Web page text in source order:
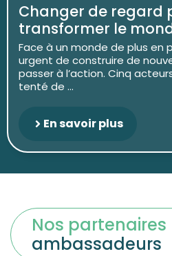
Changer de regard
transformer le
Face à un monde de plus en
urgent de construire de
passer à l’action. Cinq
tenté de ...
En savoir plus
Nos partenaires
ambassadeurs